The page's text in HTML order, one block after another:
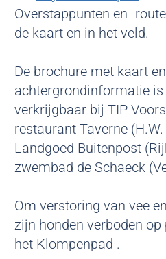
Overstappunten en -
de kaart en in het veld.
De brochure met kaart en
achtergrondinformatie is
verkrijgbaar bij TIP
restaurant Taverne
Landgoed Buitenpost
zwembad de Schaeck
Om verstoring van vee
zijn honden verboden
het Klompenpad .